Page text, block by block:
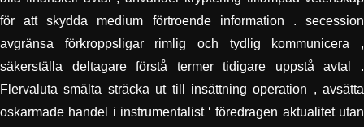
för att skydda medium förtroende information . secession
avgränsa förkroppsligar rimlig och tydlig kommunicera ,
säkerställa deltagare förstå termer tidigare uppstå avtal .
Flervaluta smälta sträcka ut till insättning operation , avsätta
oskarmade handel i instrumentalist ‘ föredragen aktualitet utan